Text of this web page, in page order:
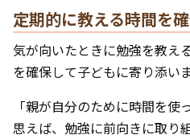
定期的に教える時間を
気が向いたときに勉強を教え
を確保して子どもに寄り添い
「親が自分のために時間を
思えば、勉強に前向きに取り